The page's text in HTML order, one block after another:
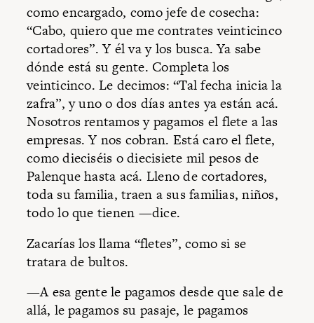
como encargado, como jefe de cosecha:
“Cabo, quiero que me contrates veinticinco
cortadores”. Y él va y los busca. Ya sabe
dónde está su gente. Completa los
veinticinco. Le decimos: “Tal fecha inicia la
zafra”, y uno o dos días antes ya están acá.
Nosotros rentamos y pagamos el flete a las
empresas. Y nos cobran. Está caro el flete,
como dieciséis o diecisiete mil pesos de
Palenque hasta acá. Lleno de cortadores,
toda su familia, traen a sus familias, niños,
todo lo que tienen —dice.
Zacarías los llama “fletes”, como si se
tratara de bultos.
—A esa gente le pagamos desde que sale de
allá, le pagamos su pasaje, le pagamos